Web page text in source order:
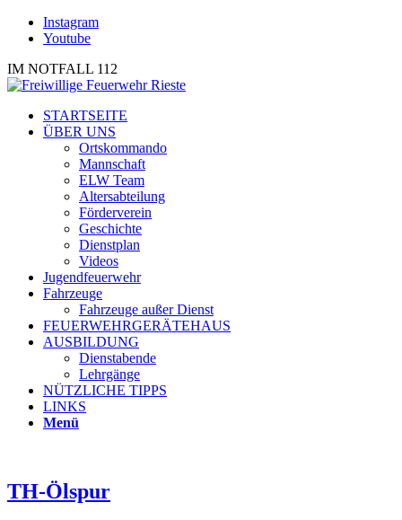
Instagram
Youtube
IM NOTFALL 112
STARTSEITE
ÜBER UNS
Ortskommando
Mannschaft
ELW Team
Altersabteilung
Förderverein
Geschichte
Dienstplan
Videos
Jugendfeuerwehr
Fahrzeuge
Fahrzeuge außer Dienst
FEUERWEHRGERÄTEHAUS
AUSBILDUNG
Dienstabende
Lehrgänge
NÜTZLICHE TIPPS
LINKS
Menü
TH-Ölspur